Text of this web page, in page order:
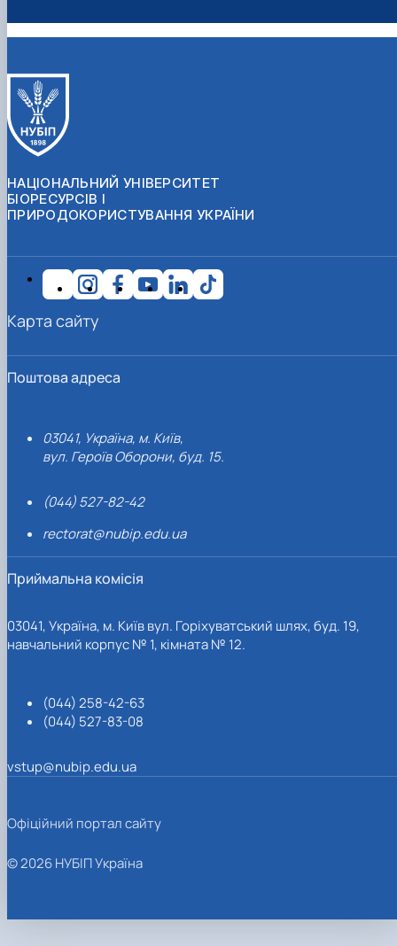
НАЦІОНАЛЬНИЙ УНІВЕРСИТЕТ
БІОРЕСУРСІВ І
ПРИРОДОКОРИСТУВАННЯ УКРАЇНИ
Поштова адреса
03041, Україна, м. Київ,
вул. Героїв Оборони, буд. 15.
(044) 527-82-42
rectorat@nubip.edu.ua
Приймальна комісія
03041, Україна, м. Київ вул. Горіхуватський шлях, буд. 19,
навчальний корпус № 1, кімната № 12.
(044) 258-42-63
(044) 527-83-08
vstup@nubip.edu.ua
Карта сайту
Офіційний портал сайту
© 2026 НУБІП Україна